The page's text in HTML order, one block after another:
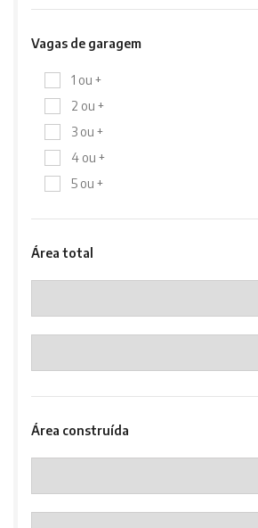
Vagas de garagem
1 ou +
2 ou +
3 ou +
4 ou +
5 ou +
Área total
Área construída